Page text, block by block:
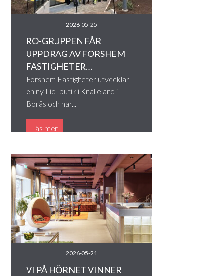
2026-05-25
RO-GRUPPEN FÅR
UPPDRAG AV FORSHEM
FASTIGHETER…
Forshem Fastigheter utvecklar
en ny Lidl-butik i Knalleland i
Borås och har...
Läs mer
2026-05-21
VI PÅ HÖRNET VINNER